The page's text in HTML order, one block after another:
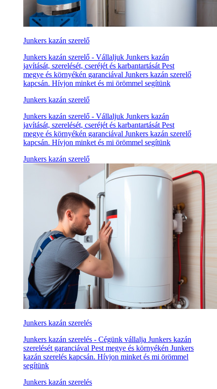
Junkers kazán szerelő
Junkers kazán szerelő - Vállaljuk Junkers kazán
javítását, szerelését, cseréjét és karbantartását Pest
megye és környékén garanciával Junkers kazán szerelő
kapcsán. Hívjon minket és mi örömmel segítünk
Junkers kazán szerelő
Junkers kazán szerelő - Vállaljuk Junkers kazán
javítását, szerelését, cseréjét és karbantartását Pest
megye és környékén garanciával Junkers kazán szerelő
kapcsán. Hívjon minket és mi örömmel segítünk
Junkers kazán szerelő
Junkers kazán szerelés
Junkers kazán szerelés - Cégünk vállalja Junkers kazán
szerelését garanciával Pest megye és környékén Junkers
kazán szerelés kapcsán. Hívjon minket és mi örömmel
segítünk
Junkers kazán szerelés